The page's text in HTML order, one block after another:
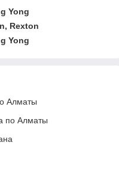
Yong
Rexton
Yong
Алматы
по Алматы